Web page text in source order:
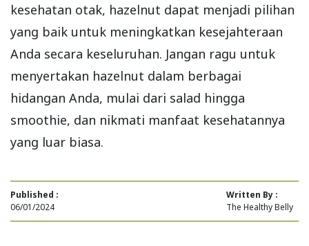
kesehatan otak, hazelnut dapat menjadi pilihan
yang baik untuk meningkatkan kesejahteraan
Anda secara keseluruhan. Jangan ragu untuk
menyertakan hazelnut dalam berbagai
hidangan Anda, mulai dari salad hingga
smoothie, dan nikmati manfaat kesehatannya
yang luar biasa.
Published :
06/01/2024
Written By :
The Healthy Belly